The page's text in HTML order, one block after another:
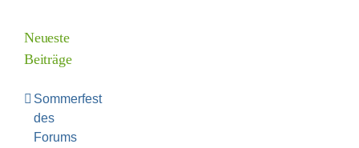
Neueste
Beiträge
Sommerfest
des
Forums